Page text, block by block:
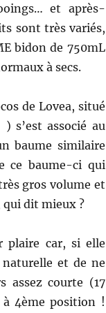
et après-
sont très variés,
bidon de 750mL
à secs.
de Lovea, situé
s’est associé au
baume similaire
ce baume-ci qui
gros volume et
qui dit mieux ?
plaire car, si elle
naturelle et de ne
assez courte (17
4ème position !